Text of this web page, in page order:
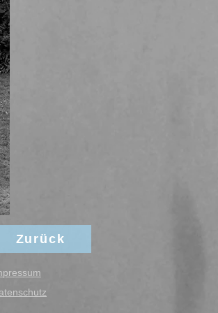
Zurück